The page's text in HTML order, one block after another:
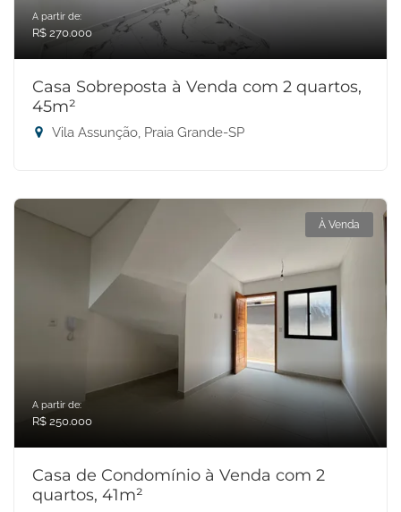
A partir de:
R$ 270.000
Casa Sobreposta à Venda com 2 quartos,
45m²
Vila Assunção, Praia Grande-SP
À Venda
A partir de:
R$ 250.000
Casa de Condomínio à Venda com 2
quartos, 41m²